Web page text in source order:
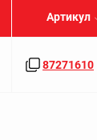
Артикул
87271610